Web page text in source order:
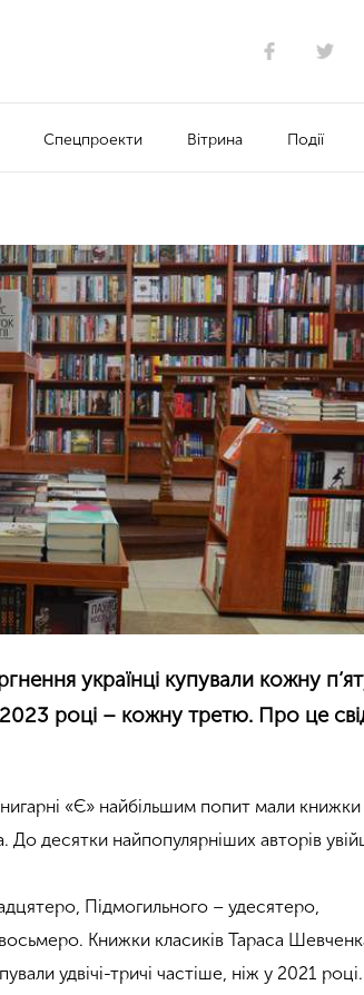
Спецпроекти Вітрина Події
українці купували кожну
році – кожну третю. Про це
«Є» найбільшим попит мали книжки
До десятки найпопулярніших авторів
Підмогильного – удесятеро,
Книжки класиків Тараса
удвічі-тричі частіше, ніж у 2021 році.